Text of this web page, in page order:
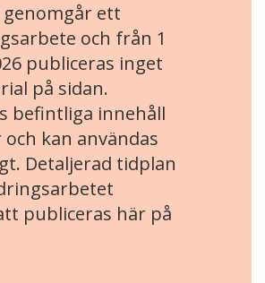
ett
och från 1
publiceras inget
på sidan.
befintliga innehåll
kan användas
Detaljerad tidplan
publiceras här på